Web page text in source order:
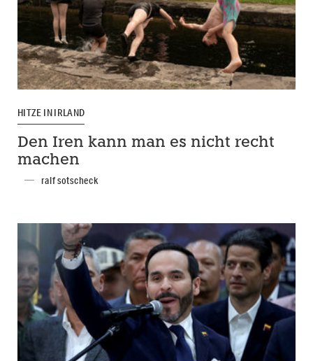
HITZE IN IRLAND
Den Iren kann man es nicht recht
machen
ralf sotscheck